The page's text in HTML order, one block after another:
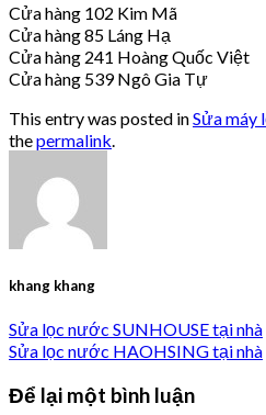
Cửa hàng 102 Kim Mã
Cửa hàng 85 Láng Hạ
Cửa hàng 241 Hoàng Quốc Việt
Cửa hàng 539 Ngô Gia Tự
This entry was posted inSửa máy
thepermalink
khang khang
Sửa lọc nước SUNHOUSE tại nhà
Sửa lọc nước HAOHSING tại nhà
Để lại một bình luận